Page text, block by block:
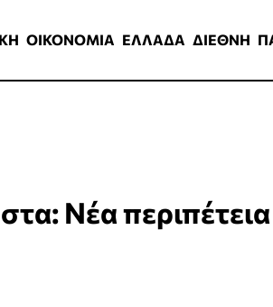
ΟΙΚΟΝΟΜΙΑ ΕΛΛΑΔΑ ΔΙΕΘΝΗ
Νέα περιπέτεια